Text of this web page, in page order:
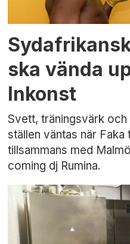
ska vända
Inkonst
Svett, träningsvärk
ställen väntas när
tillsammans med
coming dj Rumina.